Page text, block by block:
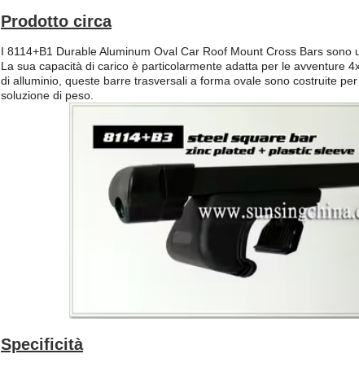
Prodotto circa
I 8114+B1 Durable Aluminum Oval Car Roof Mount Cross Bars
La sua capacità di carico è particolarmente adatta per le avventure
di alluminio, queste barre trasversali a forma ovale sono costruite
soluzione di peso.
Specificità